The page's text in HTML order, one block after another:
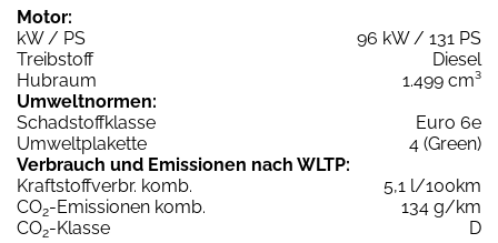
Motor:
kW / PS
96 kW / 131 PS
Treibstoff
Diesel
Hubraum
1.499 cm³
Umweltnormen:
Schadstoffklasse
Euro 6e
Umweltplakette
4 (Green)
Verbrauch und Emissionen nach WLTP:
Kraftstoffverbr. komb.
5,1 l/100km
CO2-Emissionen komb.
134 g/km
CO2-Klasse
D